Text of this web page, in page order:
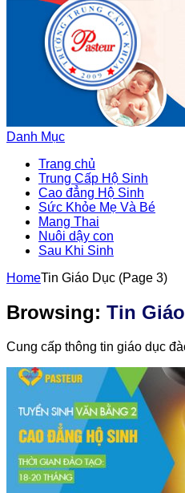
Danh Mục
Trang chủ
Trung Cấp Hộ Sinh
Cao đẳng Hộ Sinh
Sức Khỏe Mẹ Và Bé
Mang Thai
Nuôi dậy con
Sau Khi Sinh
HomeTin Giáo Dục (Page 3)
Browsing: Tin
Cung cấp thông tin giáo dục